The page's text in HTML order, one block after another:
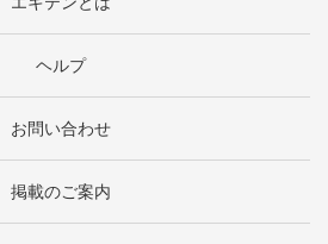
ヘルプ
お問い合わせ
掲載のご案内